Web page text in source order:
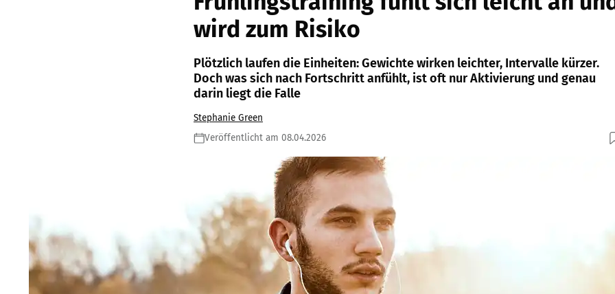
wird zum Risiko
Plötzlich laufen die Einheiten: Gewichte wirken leichter, Intervalle kürzer.
Doch was sich nach Fortschritt anfühlt, ist oft nur Aktivierung und genau
darin liegt die Falle
Stephanie Green
Veröffentlicht am 08.04.2026